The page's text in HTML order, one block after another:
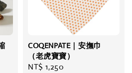
COQENPATE｜安撫巾
（老虎寶寶）
Regular
NT$ 1,250